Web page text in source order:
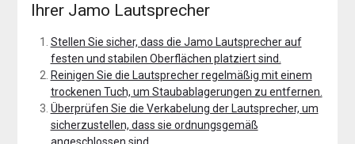
Ihrer Jamo Lautsprecher
Stellen Sie sicher, dass die Jamo Lautsprecher auf
festen und stabilen Oberflächen platziert sind.
Reinigen Sie die Lautsprecher regelmäßig mit einem
trockenen Tuch, um Staubablagerungen zu entfernen.
Überprüfen Sie die Verkabelung der Lautsprecher, um
sicherzustellen, dass sie ordnungsgemäß